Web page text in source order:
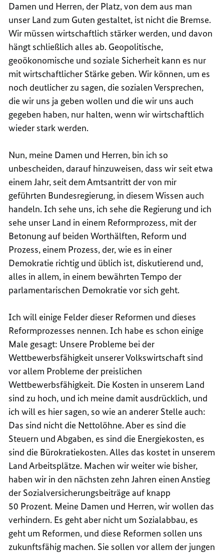
Damen und Herren, der Platz, von dem aus man
unser Land zum Guten gestaltet, ist nicht die Bremse.
Wir müssen wirtschaftlich stärker werden, und davon
hängt schließlich alles ab. Geopolitische,
geoökonomische und soziale Sicherheit kann es nur
mit wirtschaftlicher Stärke geben. Wir können, um es
noch deutlicher zu sagen, die sozialen Versprechen,
die wir uns ja geben wollen und die wir uns auch
gegeben haben, nur halten, wenn wir wirtschaftlich
wieder stark werden.
Nun, meine Damen und Herren, bin ich so
unbescheiden, darauf hinzuweisen, dass wir seit etwa
einem Jahr, seit dem Amtsantritt der von mir
geführten Bundesregierung, in diesem Wissen auch
handeln. Ich sehe uns, ich sehe die Regierung und ich
sehe unser Land in einem Reformprozess, mit der
Betonung auf beiden Worthälften, Reform und
Prozess, einem Prozess, der, wie es in einer
Demokratie richtig und üblich ist, diskutierend und,
alles in allem, in einem bewährten Tempo der
parlamentarischen Demokratie vor sich geht.
Ich will einige Felder dieser Reformen und dieses
Reformprozesses nennen. Ich habe es schon einige
Male gesagt: Unsere Probleme bei der
Wettbewerbsfähigkeit unserer Volkswirtschaft sind
vor allem Probleme der preislichen
Wettbewerbsfähigkeit. Die Kosten in unserem Land
sind zu hoch, und ich meine damit ausdrücklich, und
ich will es hier sagen, so wie an anderer Stelle auch:
Das sind nicht die Nettolöhne. Aber es sind die
Steuern und Abgaben, es sind die Energiekosten, es
sind die Bürokratiekosten. Alles das kostet in unserem
Land Arbeitsplätze. Machen wir weiter wie bisher,
haben wir in den nächsten zehn Jahren einen Anstieg
der Sozialversicherungsbeiträge auf knapp
50 Prozent. Meine Damen und Herren, wir wollen das
verhindern. Es geht aber nicht um Sozialabbau, es
geht um Reformen, und diese Reformen sollen uns
zukunftsfähig machen. Sie sollen vor allem der jungen